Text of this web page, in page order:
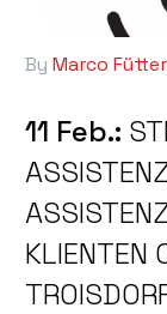
By Marco
11 Feb.:
KLIENTEN